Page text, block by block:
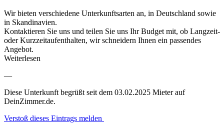
Wir bieten verschiedene Unterkunftsarten an, in Deutschland sowie
in Skandinavien.
Kontaktieren Sie uns und teilen Sie uns Ihr Budget mit, ob Langzeit-
oder Kurzzeitaufenthalten, wir schneidern Ihnen ein passendes
Angebot.
Weiterlesen
—
Diese Unterkunft begrüßt seit dem 03.02.2025 Mieter auf
DeinZimmer.de.
Verstoß dieses Eintrags melden